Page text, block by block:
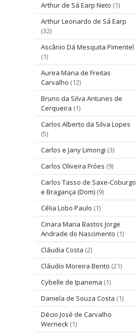
Arthur de Sá Earp Neto (1)
Arthur Leonardo de Sá Earp
(32)
Ascânio Dá Mesquita Pimentel
(1)
Aurea Maria de Freitas
Carvalho (12)
Bruno da Silva Antunes de
Cerqueira (1)
Carlos Alberto da Silva Lopes
(5)
Carlos e Jany Limongi (3)
Carlos Oliveira Fróes (9)
Carlos Tasso de Saxe-Coburgo
e Bragança (Dom) (9)
Célia Lobo Paulo (1)
Cinara Maria Bastos Jorge
Andrade do Nascimento (1)
Cláudia Costa (2)
Cláudio Moreira Bento (21)
Cybelle de Ipanema (1)
Daniela de Souza Costa (1)
Décio José de Carvalho
Werneck (1)